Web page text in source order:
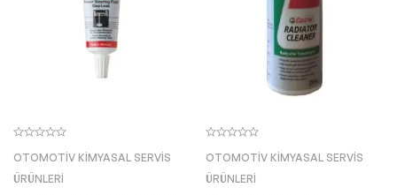
OTOMOTIV KIMYASAL SERVIS
ÜRÜNLERI
OTOMOTIV KIMYASAL SERVIS
ÜRÜNLERI